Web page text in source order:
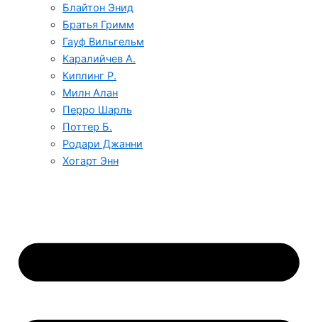
Блайтон Энид
Братья Гримм
Гауф Вильгельм
Каралийчев А.
Киплинг Р.
Милн Алан
Перро Шарль
Поттер Б.
Родари Джанни
Хогарт Энн